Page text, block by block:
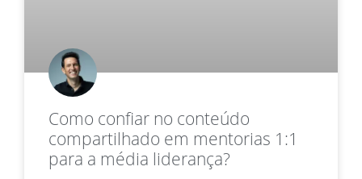
Como confiar no conteúdo
compartilhado em mentorias 1:1
para a média liderança?